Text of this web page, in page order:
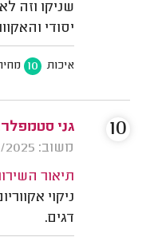
שניקו וזה
יסודי
איכות 10
גני
משוב: 05/08/2025
תיאור
ניקוי
דגים.
10